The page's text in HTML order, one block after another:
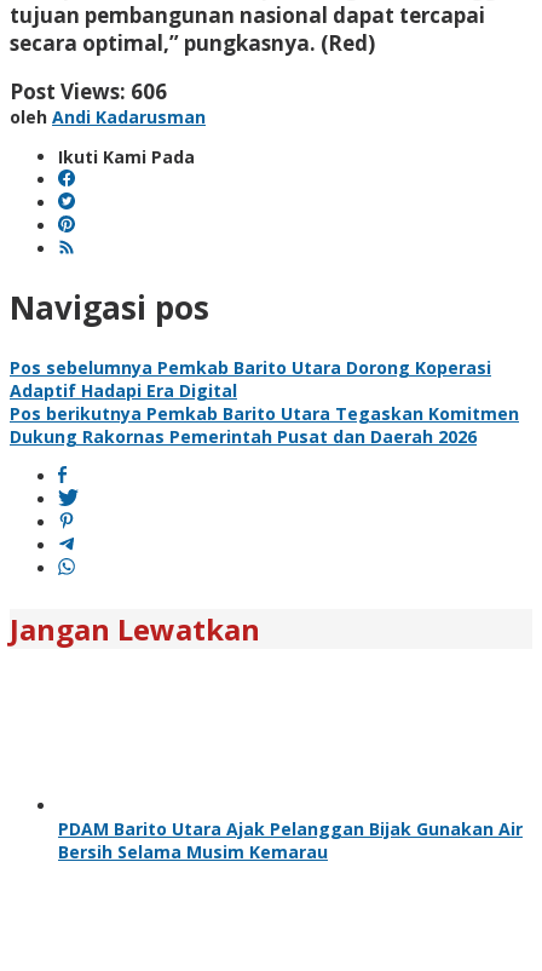
tujuan pembangunan nasional dapat tercapai
secara optimal,” pungkasnya. (Red)
Post Views: 606
oleh Andi Kadarusman
Ikuti Kami Pada
Navigasi pos
Pos sebelumnya Pemkab Barito Utara Dorong Koperasi
Adaptif Hadapi Era Digital
Pos berikutnya Pemkab Barito Utara Tegaskan Komitmen
Dukung Rakornas Pemerintah Pusat dan Daerah 2026
Jangan Lewatkan
PDAM Barito Utara Ajak Pelanggan Bijak Gunakan Air
Bersih Selama Musim Kemarau